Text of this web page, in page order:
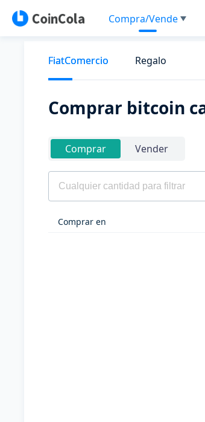
Compra/Vende
FiatComercio Regalo
Comprar bitcoin
Comprar Vender
Comprar en